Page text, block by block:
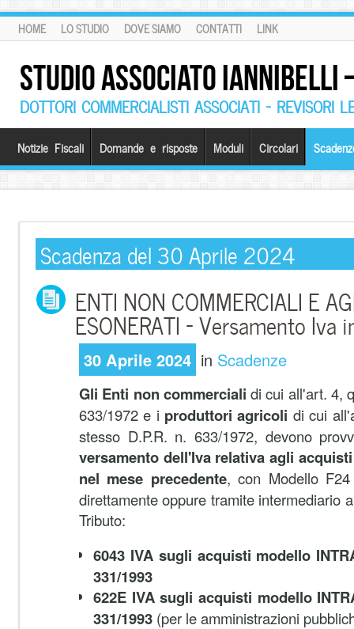
HOME LO STUDIO DOVE SIAMO CONTATTI LINK
STUDIO ASSOCIATO
DOTTORI COMMERCIALISTI ASSOCIATI – REVISORI
Notizie Fiscali Domande e risposte Moduli Circolari
Scadenza del 30 Aprile 2024
ENTI NON COMMERCIALI E
ESONERATI – Versamento
30 Aprile 2024 in Scadenze
Gli Enti non commerciali di cui all'art. 4,
633/1972 e i produttori agricoli di cui
stesso D.P.R. n. 633/1972, devono
versamento dell'Iva relativa agli
nel mese precedente, con Modello
direttamente oppure tramite intermediario
Tributo:
6043 IVA sugli acquisti modello
331/1993
622E IVA sugli acquisti modello
331/1993 (per le amministrazioni